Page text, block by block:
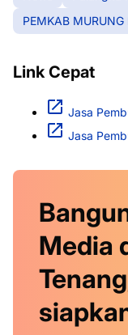
PEMKAB MURUNG
Link Cepat
Jasa
Jasa
Media